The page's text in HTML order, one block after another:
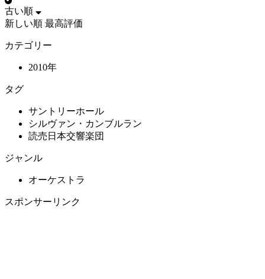
古い順
新しい順 最高評価
カテゴリー
2010年
タグ
サントリーホール
シルヴァン・カンブルラン
読売日本交響楽団
ジャンル
オーケストラ
スポンサーリンク